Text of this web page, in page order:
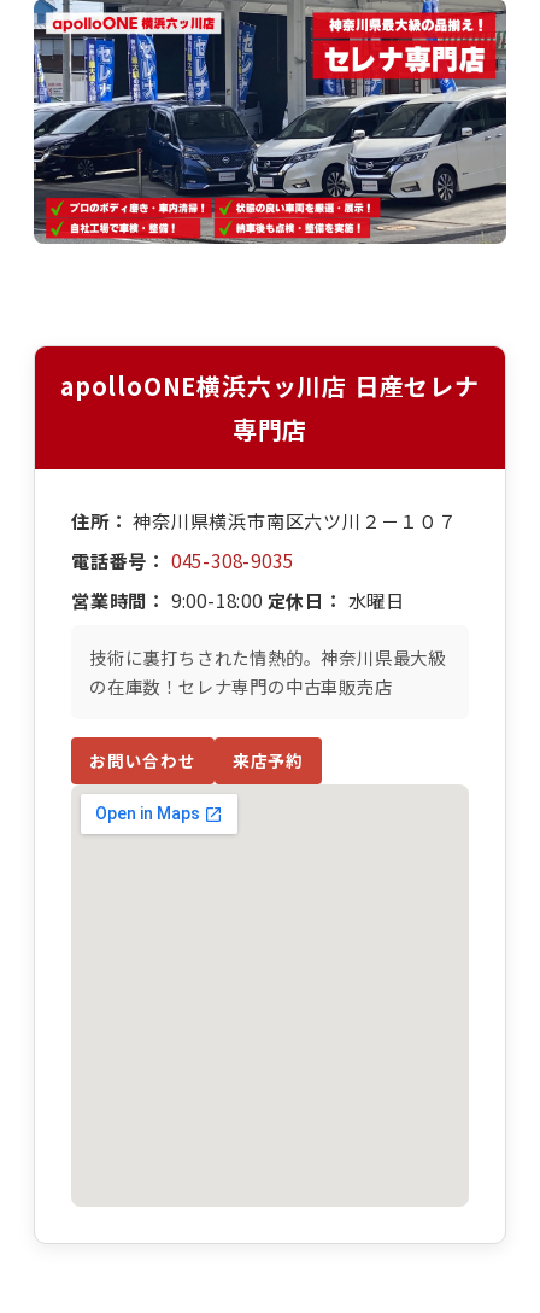
apolloONE横浜六ッ川店 日産セレナ
専門店
住所：神奈川県横浜市南区六ツ川２－１０７
電話番号： 045-308-9035
営業時間： 9:00-18:00 定休日： 水曜日
技術に裏打ちされた情熱的。神奈川県最大級
の在庫数！セレナ専門の中古車販売店
お問い合わせ 来店予約